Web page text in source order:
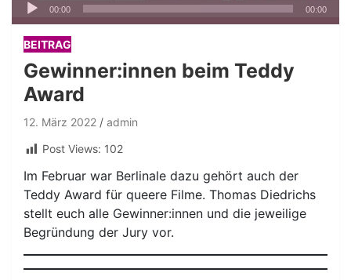
Player
00:00 00:00
BEITRAG
Gewinner:innen beim Teddy
Award
12. März 2022
admin
Post Views: 102
Im Februar war Berlinale dazu gehört auch der
Teddy Award für queere Filme. Thomas Diedrichs
stellt euch alle Gewinner:innen und die jeweilige
Begründung der Jury vor.